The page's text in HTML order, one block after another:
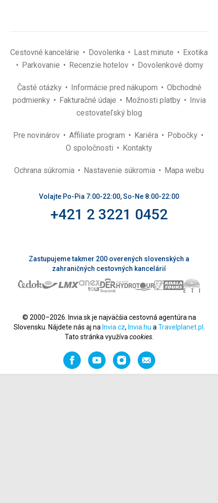
Cestovné kancelárie Dovolenka Last minute
Exotika
Parkovanie
Recenzie hotelov Dovolenkové domy
Časté otázky Informácie pred nákupom
Obchodné
podmienky
Fakturačné údaje Možnosti platby
Invia
cestovateľský blog
Pre novinárov Affiliate program Kariéra
Pobočky
O spoločnosti
Kontakty
Ochrana súkromia Nastavenie súkromia Mapa webu
Volajte Po-Pia 7:00-22:00, So-Ne 8:00-22:00
+421 2 3221 0452
Zastupujeme takmer 200 overených slovenských a
zahraničných cestovných kancelárií
© 2000–2026. Invia.sk je najväčšia cestovná agentúra na
Slovensku. Nájdete nás aj na Invia.cz, Invia.hu a Travelplanet.pl
Tato stránka využíva cookies.
FacebookYouTubeInstagramOdporučiť